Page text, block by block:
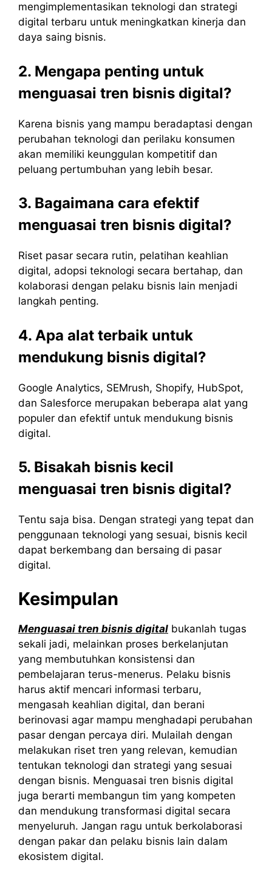
mengimplementasikan teknologi dan strategi
digital terbaru untuk meningkatkan kinerja dan
daya saing bisnis.
2. Mengapa penting untuk
menguasai tren bisnis digital?
Karena bisnis yang mampu beradaptasi dengan
perubahan teknologi dan perilaku konsumen
akan memiliki keunggulan kompetitif dan
peluang pertumbuhan yang lebih besar.
3. Bagaimana cara efektif
menguasai tren bisnis digital?
Riset pasar secara rutin, pelatihan keahlian
digital, adopsi teknologi secara bertahap, dan
kolaborasi dengan pelaku bisnis lain menjadi
langkah penting.
4. Apa alat terbaik untuk
mendukung bisnis digital?
Google Analytics, SEMrush, Shopify, HubSpot,
dan Salesforce merupakan beberapa alat yang
populer dan efektif untuk mendukung bisnis
digital.
5. Bisakah bisnis kecil
menguasai tren bisnis digital?
Tentu saja bisa. Dengan strategi yang tepat dan
penggunaan teknologi yang sesuai, bisnis kecil
dapat berkembang dan bersaing di pasar
digital.
Kesimpulan
Menguasai tren bisnis digital bukanlah tugas
sekali jadi, melainkan proses berkelanjutan
yang membutuhkan konsistensi dan
pembelajaran terus-menerus. Pelaku bisnis
harus aktif mencari informasi terbaru,
mengasah keahlian digital, dan berani
berinovasi agar mampu menghadapi perubahan
pasar dengan percaya diri. Mulailah dengan
melakukan riset tren yang relevan, kemudian
tentukan teknologi dan strategi yang sesuai
dengan bisnis. Menguasai tren bisnis digital
juga berarti membangun tim yang kompeten
dan mendukung transformasi digital secara
menyeluruh. Jangan ragu untuk berkolaborasi
dengan pakar dan pelaku bisnis lain dalam
ekosistem digital.